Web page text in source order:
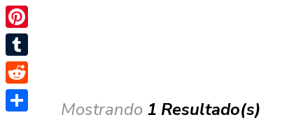
Mostrando 1 Resultado(s)
Blogger
Pinterest
Tumblr
Reddit